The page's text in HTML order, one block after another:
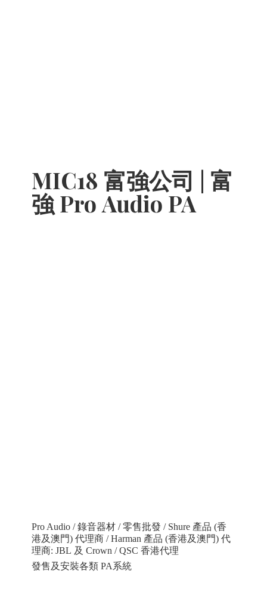
MIC18 富強公司 | 富
強 Pro Audio PA
Pro Audio / 錄音器材 / 零售批發 / Shure 產品 (香
港及澳門) 代理商 / Harman 產品 (香港及澳門) 代
理商: JBL 及 Crown / QSC 香港代理
發售及安裝各類 PA系統